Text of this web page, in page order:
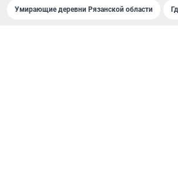
Умирающие деревни Рязанской области